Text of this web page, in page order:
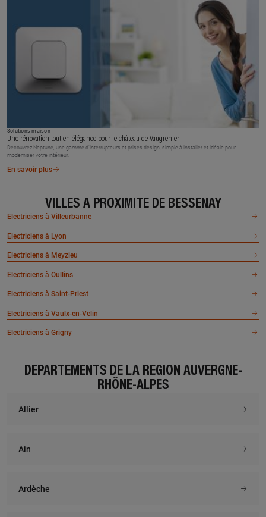
Solutions maison
Une rénovation tout en élégance pour le château de Vaugrenier
Découvrez Neptune, une gamme d’interrupteurs et prises design, simple à installer et idéale pour
moderniser votre intérieur.
En savoir plus
VILLES À PROXIMITÉ DE BESSENAY
Electriciens à Villeurbanne
Electriciens à Lyon
Electriciens à Meyzieu
Electriciens à Oullins
Electriciens à Saint-Priest
Electriciens à Vaulx-en-Velin
Electriciens à Grigny
DÉPARTEMENTS DE LA RÉGION AUVERGNE-
RHÔNE-ALPES
Allier
Ain
Ardèche